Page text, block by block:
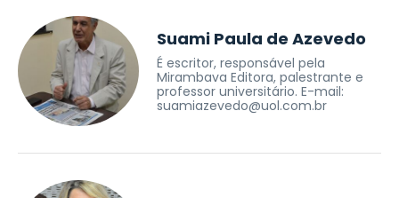
Suami Paula de Azevedo
É escritor, responsável pela
Mirambava Editora, palestrante e
professor universitário. E-mail:
suamiazevedo@uol.com.br